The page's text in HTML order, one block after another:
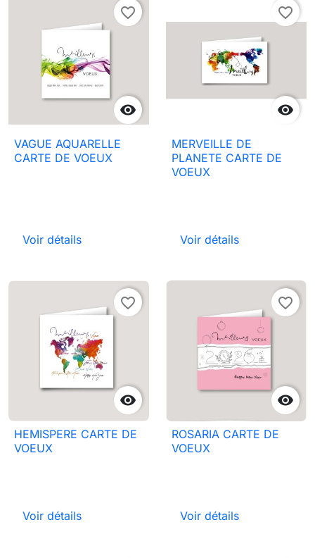

favorite_border
VAGUE AQUARELLE
CARTE DE VOEUX
Voir détails

favorite_border
MERVEILLE DE
PLANETE CARTE DE
VOEUX
Voir détails

favorite_border
HEMISPERE CARTE DE
VOEUX
Voir détails

favorite_border
ROSARIA CARTE DE
VOEUX
Voir détails